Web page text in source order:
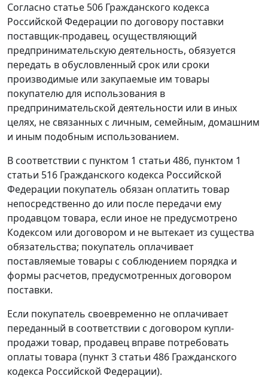
Согласно статье 506 Гражданского кодекса
Российской Федерации по договору поставки
поставщик-продавец, осуществляющий
предпринимательскую деятельность, обязуется
передать в обусловленный срок или сроки
производимые или закупаемые им товары
покупателю для использования в
предпринимательской деятельности или в иных
целях, не связанных с личным, семейным, домашним
и иным подобным использованием.
В соответствии с пунктом 1 статьи 486, пунктом 1
статьи 516 Гражданского кодекса Российской
Федерации покупатель обязан оплатить товар
непосредственно до или после передачи ему
продавцом товара, если иное не предусмотрено
Кодексом или договором и не вытекает из существа
обязательства; покупатель оплачивает
поставляемые товары с соблюдением порядка и
формы расчетов, предусмотренных договором
поставки.
Если покупатель своевременно не оплачивает
переданный в соответствии с договором купли-
продажи товар, продавец вправе потребовать
оплаты товара (пункт 3 статьи 486 Гражданского
кодекса Российской Федерации).